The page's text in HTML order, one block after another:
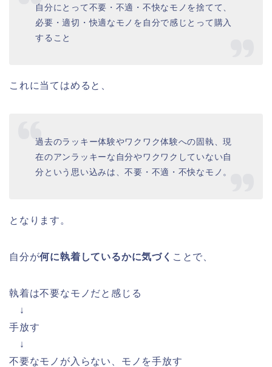
自分にとって不要・不適・不快なモノを捨てて、
必要・適切・快適なモノを自分で感じとって購入
すること
これに当てはめると、
過去のラッキー体験やワクワク体験への固執、現
在のアンラッキーな自分やワクワクしていない自
分という思い込みは、不要・不適・不快なモノ。
となります。
自分が何に執着しているかに気づく ことで、
執着は不要なモノだと感じる
↓
手放す
↓
不要なモノが入らない、モノを手放す